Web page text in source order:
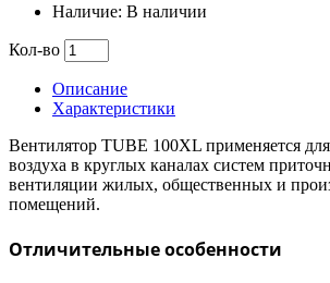
Наличие: В наличии
Кол-во
Описание
Характеристики
Вентилятор TUBE 100XL применяется
воздуха в круглых каналах систем
вентиляции жилых, общественных и
помещений.
Отличительные особенности